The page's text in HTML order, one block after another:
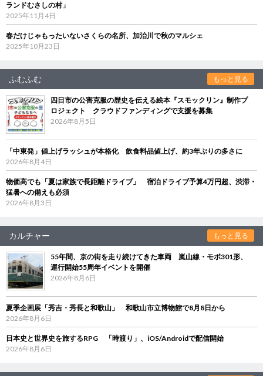
ランドむさしの村」
2025年11月4日
春だけじゃもったいないさくらの名所、加治川で秋のマルシェ
2025年10月23日
ふむふむ もっと見る
四日市の公害克服の歴史を伝える絵本『スモックリン』制作プ
ロジェクト クラウドファンディングで支援を募集
2026年8月5日
「中東発」値上げラッシュが本格化 飲食料品値上げ、約3年ぶりの多さに
2026年8月4日
物価高でも「夏は家族で長距離ドライブ」 宿泊ドライブ予算4万円超、渋滞・
猛暑への備えも必須
2026年8月3日
カルチャー もっと見る
55年間、京の街を走り続けてきた車両 嵐山線・モボ301形、
運行開始55周年イベントを開催
2026年8月6日
夏季企画展「秀吉・秀長と和歌山」 和歌山市立博物館で8月8日から
2026年8月6日
日本史と世界史を旅するRPG 「時渡り」、iOS/Androidで配信開始
2026年8月6日